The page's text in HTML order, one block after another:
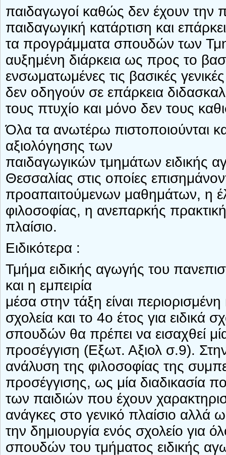
παιδαγωγοί καθώς δεν έχουν την
παιδαγωγική κατάρτιση και
τα προγράμματα σπουδών των
αυξημένη διάρκεια ως προς το
ενσωματωμένες τις βασικές
δεν οδηγούν σε επάρκεια
τους πτυχίο και μόνο δεν τους
Όλα τα ανωτέρω πιστοποιούνται
αξιολόγησης των
παιδαγωγικών τμημάτων ειδικής
Θεσσαλίας στις οποίες
προαπαιτούμενων μαθημάτων, η
φιλοσοφίας, η ανεπαρκής
πλαίσιο.
Ειδικότερα :
Τμήμα ειδικής αγωγής του
και η εμπειρία
μέσα στην τάξη είναι
σχολεία και το 4ο έτος για
σπουδών θα πρέπει να εισαχθεί
προσέγγιση (Εξωτ. Αξιολ σ.9).
ανάλυση της φιλοσοφίας της
προσέγγισης, ως μία διαδικασία
των παιδιών που έχουν
ανάγκες στο γενικό πλαίσιο αλλά
την δημιουργία ενός σχολείο για
σπουδών του τμήματος ειδικής